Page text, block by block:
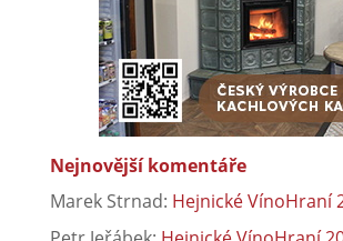
Nejnovější komentáře
Marek Strnad: Hejnické VínoHraní